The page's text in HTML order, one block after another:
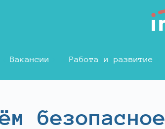
Вакансии Работа и развитие
безопасное